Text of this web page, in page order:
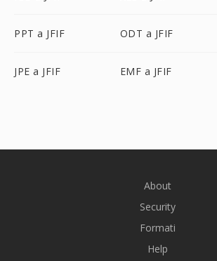
PPT a JFIF ODT a JFIF
JPE a JFIF EMF a JFIF
About
Security
Formati
Help